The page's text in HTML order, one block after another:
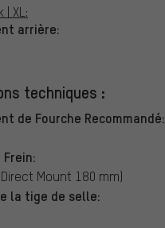
XL:
arrière:
techniques :
de Fourche Recommandé:
Mount 180 mm)
la tige de selle: